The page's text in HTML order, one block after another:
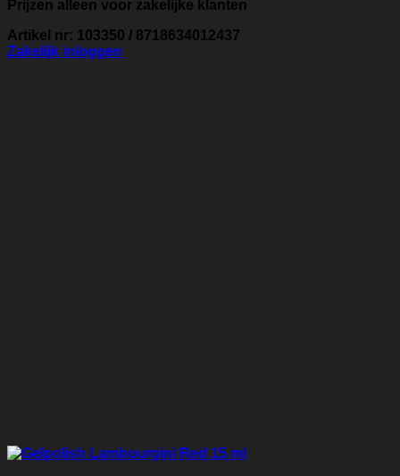
Prijzen alleen voor zakelijke klanten
Artikel nr: 103350 / 8718634012437
Zakelijk inloggen